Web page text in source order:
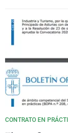
CONTRATO EN